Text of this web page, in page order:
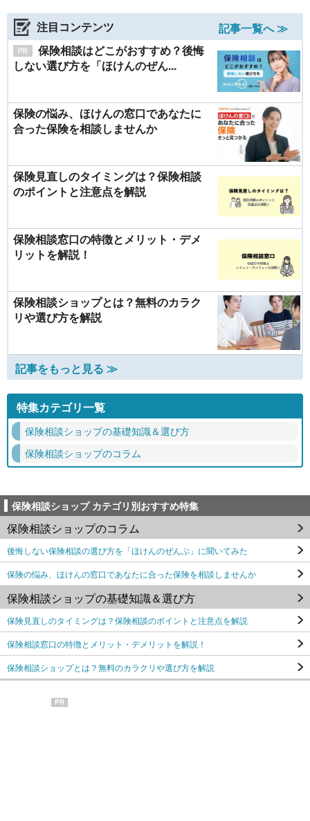
注目コンテンツ
記事一覧へ ≫
保険相談はどこがおすすめ？後悔
しない選び方を「ほけんのぜん...
保険の悩み、ほけんの窓口であなたに
合った保険を相談しませんか
保険見直しのタイミングは？保険相談
のポイントと注意点を解説
保険相談窓口の特徴とメリット・デメ
リットを解説！
保険相談ショップとは？無料のカラク
リや選び方を解説
記事をもっと見る ≫
特集カテゴリ一覧
保険相談ショップの基礎知識＆選び方
保険相談ショップのコラム
保険相談ショップ カテゴリ別おすすめ特集
保険相談ショップのコラム
後悔しない保険相談の選び方を「ほけんのぜんぶ」に聞いてみた
保険の悩み、ほけんの窓口であなたに合った保険を相談しませんか
保険相談ショップの基礎知識＆選び方
保険見直しのタイミングは？保険相談のポイントと注意点を解説
保険相談窓口の特徴とメリット・デメリットを解説！
保険相談ショップとは？無料のカラクリや選び方を解説
PR